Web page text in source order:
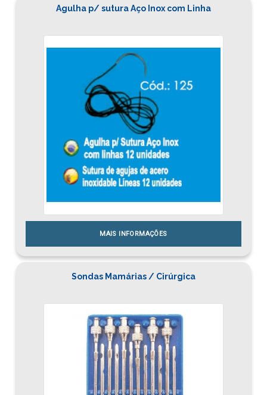
Agulha p/ sutura Aço Inox com Linha
MAIS INFORMAÇÕES
Sondas Mamárias / Cirúrgica